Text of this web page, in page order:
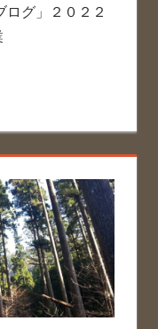
グ」２０２２